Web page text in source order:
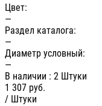
Цвет:
—
Раздел каталога:
—
Диаметр условный:
—
В наличии : 2 Штуки
1 307 руб.
/ Штуки